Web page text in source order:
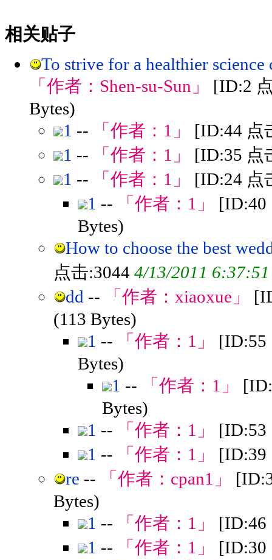
相关贴子
To strive for a healthier
「作者： Shen-su-Sun 」
[ID:2
Bytes)
1 -- 「作者： 1 」
[ID:44 点
1 -- 「作者： 1 」
[ID:35 点
1 -- 「作者： 1 」
[ID:24 点
1 -- 「作者： 1 」
[ID:40
Bytes)
How to choose the best
点击:3044 4/13/2011
dd -- 「作者： xiaoxue 」
(113 Bytes)
1 -- 「作者： 1 」
[ID:55
Bytes)
1 -- 「作者： 1 」
Bytes)
1 -- 「作者： 1 」
[ID:53
1 -- 「作者： 1 」
[ID:39
re -- 「作者： cpan1 」
Bytes)
1 -- 「作者： 1 」
[ID:46
1 -- 「作者： 1 」
[ID:30